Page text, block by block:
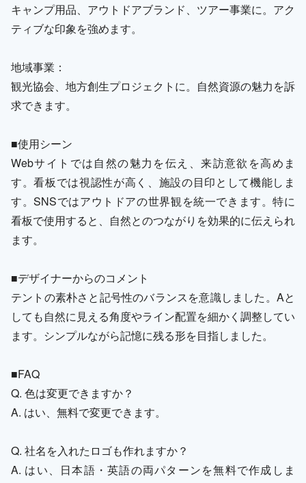
キャンプ用品、アウトドアブランド、ツアー事業に。アク
ティブな印象を強めます。
地域事業：
観光協会、地方創生プロジェクトに。自然資源の魅力を訴
求できます。
■使用シーン
Webサイトでは自然の魅力を伝え、来訪意欲を高めま
す。看板では視認性が高く、施設の目印として機能しま
す。SNSではアウトドアの世界観を統一できます。特に
看板で使用すると、自然とのつながりを効果的に伝えられ
ます。
■デザイナーからのコメント
テントの素朴さと記号性のバランスを意識しました。Aと
しても自然に見える角度やライン配置を細かく調整してい
ます。シンプルながら記憶に残る形を目指しました。
■FAQ
Q. 色は変更できますか？
A. はい、無料で変更できます。
Q. 社名を入れたロゴも作れますか？
A. はい、日本語・英語の両パターンを無料で作成しま